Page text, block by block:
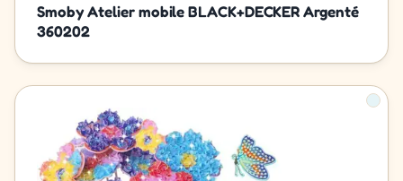
Smoby Atelier mobile BLACK+DECKER Argenté
360202